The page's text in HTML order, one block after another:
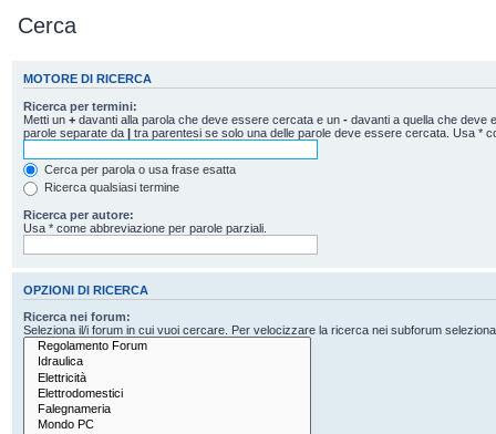
Cerca
MOTORE DI RICERCA
Ricerca per termini:
Metti un + davanti alla parola che deve essere cercata e un - davanti a quella che deve
parole separate da | tra parentesi se solo una delle parole deve essere cercata. Usa *
Cerca per parola o usa frase esatta
Ricerca qualsiasi termine
Ricerca per autore:
Usa * come abbreviazione per parole parziali.
OPZIONI DI RICERCA
Ricerca nei forum:
Seleziona il/i forum in cui vuoi cercare. Per velocizzare la ricerca nei subforum